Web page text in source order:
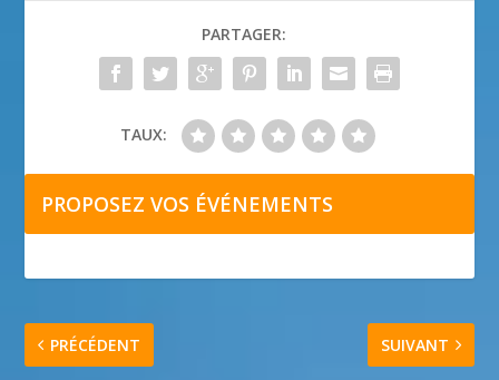
PARTAGER:
TAUX:
PROPOSEZ VOS ÉVÉNEMENTS
PRÉCÉDENT SUIVANT